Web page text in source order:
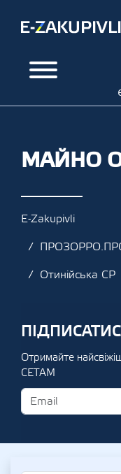
МАЙНО
E-Zakupivli
Отинійська СР
Отримайте
СЕТАМ